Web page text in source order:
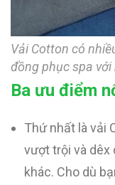
Vải Cotton có
đồng phục spa
Ba ưu điểm
Thứ nhất là vải
vượt trội và dêx
khác. Cho dù